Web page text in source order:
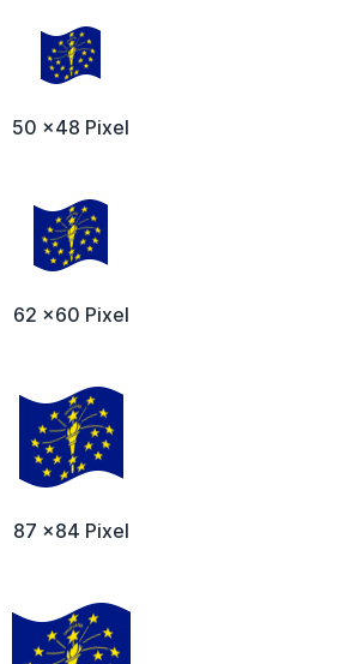
50 x48 Pixel
62 x60 Pixel
87 x84 Pixel